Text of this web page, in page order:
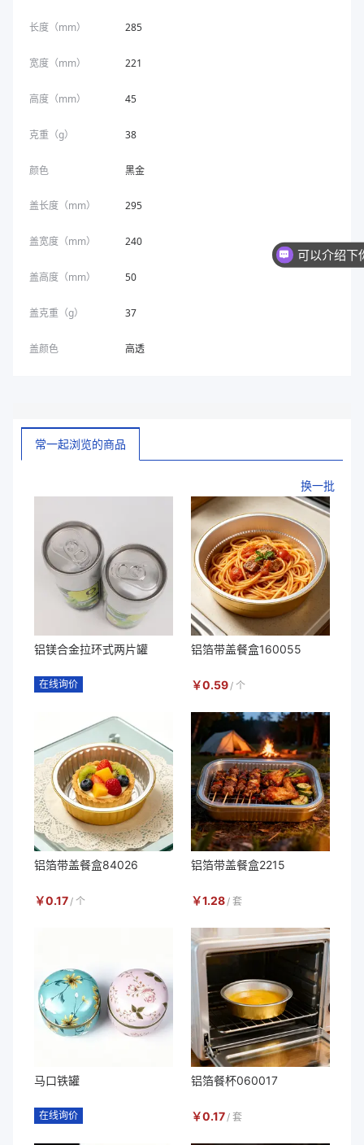
长度（mm） 285
宽度（mm） 221
高度（mm） 45
克重（g） 38
颜色 黑金
盖长度（mm） 295
盖宽度（mm） 240
盖高度（mm） 50
盖克重（g） 37
盖颜色 高透
常一起浏览的商品
换一批
铝镁合金拉环式两片罐
在线询价
铝箔带盖餐盒160055
￥0.59 / 个
铝箔带盖餐盒84026
￥0.17 / 个
铝箔带盖餐盒2215
￥1.28 / 套
马口铁罐
在线询价
铝箔餐杯060017
￥0.17 / 套